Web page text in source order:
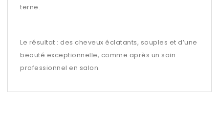
terne.
Le résultat : des cheveux éclatants, souples et d’une
beauté exceptionnelle, comme après un soin
professionnel en salon.